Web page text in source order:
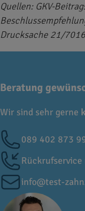
Quellen: GKV-
Drucksache 21/
Beratung
Wir sind sehr gerne
089 402 873
Rückrufservice
info@test-